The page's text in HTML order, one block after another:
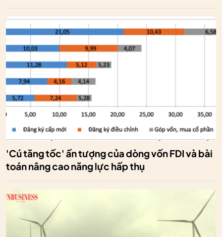
'Cú tăng tốc' ấn tượng của dòng vốn FDI và bài
toán nâng cao năng lực hấp thụ